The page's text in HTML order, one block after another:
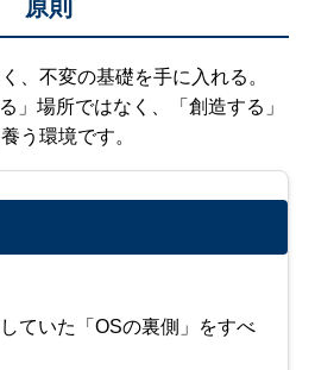
原則
、不変の基礎を手に入れる。
」場所ではなく、「創造する」
う環境です。
ていた「OSの裏側」をすべ